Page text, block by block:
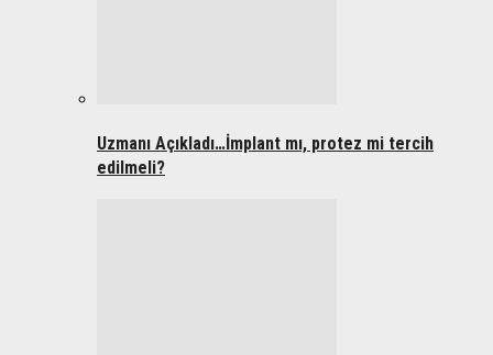
Uzmanı Açıkladı…İmplant mı, protez mi tercih
edilmeli?